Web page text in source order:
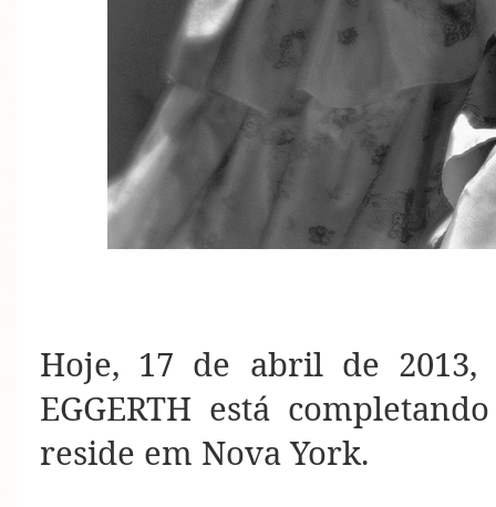
Hoje, 17 de abril de
EGGERTH está
reside em Nova York.